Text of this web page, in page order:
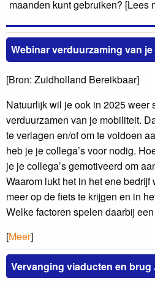
maanden kunt gebruiken? [Lees
Webinar verduurzaming van
[Bron: Zuidholland Bereikbaar]
Natuurlijk wil je ook in 2025 weer
verduurzamen van je mobiliteit.
te verlagen en/of om te voldoen
heb je je collega’s voor nodig.
je je collega’s gemotiveerd om
Waarom lukt het in het ene
meer op de fiets te krijgen en in
Welke factoren spelen daarbij
[Meer]
Vervanging viaducten en